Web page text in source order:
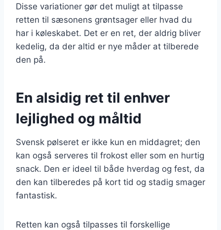
Disse variationer gør det muligt at tilpasse
retten til sæsonens grøntsager eller hvad du
har i køleskabet. Det er en ret, der aldrig bliver
kedelig, da der altid er nye måder at tilberede
den på.
En alsidig ret til enhver
lejlighed og måltid
Svensk pølseret er ikke kun en middagret; den
kan også serveres til frokost eller som en hurtig
snack. Den er ideel til både hverdag og fest, da
den kan tilberedes på kort tid og stadig smager
fantastisk.
Retten kan også tilpasses til forskellige